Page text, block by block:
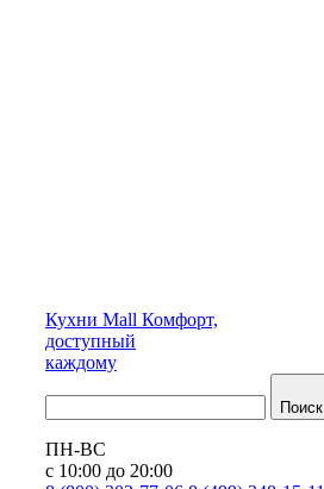
Кухни Mall Комфорт,
доступный
каждому
Поиск
ПН-ВС
с 10:00 до 20:00